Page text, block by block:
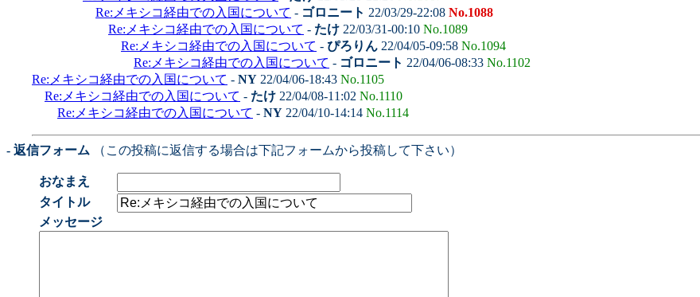
Re:メキシコ経由での入国について - ゴロニート 22/03/29-22:08 No.1088
Re:メキシコ経由での入国について - たけ 22/03/31-00:10 No.1089
Re:メキシコ経由での入国について - ぴろりん 22/04/05-09:58 No.1094
Re:メキシコ経由での入国について - ゴロニート 22/04/06-08:33 No.1102
Re:メキシコ経由での入国について - NY 22/04/06-18:43 No.1105
Re:メキシコ経由での入国について - たけ 22/04/08-11:02 No.1110
Re:メキシコ経由での入国について - NY 22/04/10-14:14 No.1114
- 返信フォーム （この投稿に返信する場合は下記フォームから投稿して下さい）
おなまえ
タイトル
メッセージ